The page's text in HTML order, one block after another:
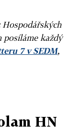
posíláme každý
7 v SEDM,
HN